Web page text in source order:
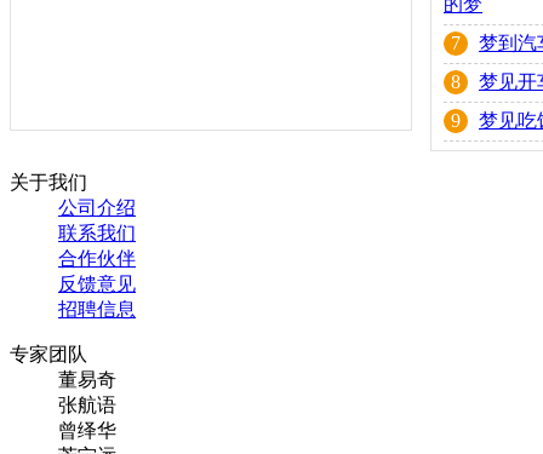
7
梦到汽
8
梦见开
9
梦见吃
关于我们
公司介绍
联系我们
合作伙伴
反馈意见
招聘信息
专家团队
董易奇
张航语
曾绎华